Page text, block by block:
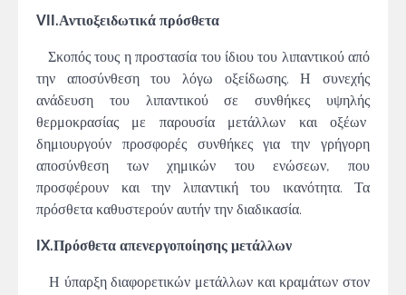
VII.Αντιοξειδωτικά πρόσθετα
Σκοπός τους η προστασία του ίδιου του λιπαντικού από
την αποσύνθεση του λόγω οξείδωσης. Η συνεχής
ανάδευση του λιπαντικού σε συνθήκες υψηλής
θερμοκρασίας με παρουσία μετάλλων και οξέων
δημιουργούν προσφορές συνθήκες για την γρήγορη
αποσύνθεση των χημικών του ενώσεων, που
προσφέρουν και την λιπαντική του ικανότητα. Τα
πρόσθετα καθυστερούν αυτήν την διαδικασία.
IX.Πρόσθετα απενεργοποίησης μετάλλων
Η ύπαρξη διαφορετικών μετάλλων και κραμάτων στον